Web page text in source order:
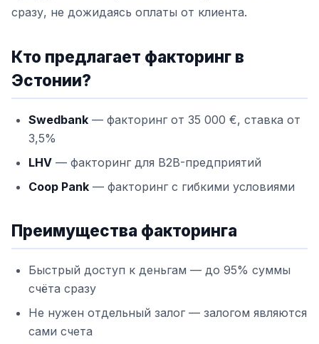
сразу, не дожидаясь оплаты от клиента.
Кто предлагает факторинг в
Эстонии?
Swedbank — факторинг от 35 000 €, ставка от
3,5%
LHV — факторинг для B2B-предприятий
Coop Pank — факторинг с гибкими условиями
Преимущества факторинга
Быстрый доступ к деньгам — до 95% суммы
счёта сразу
Не нужен отдельный залог — залогом являются
сами счета